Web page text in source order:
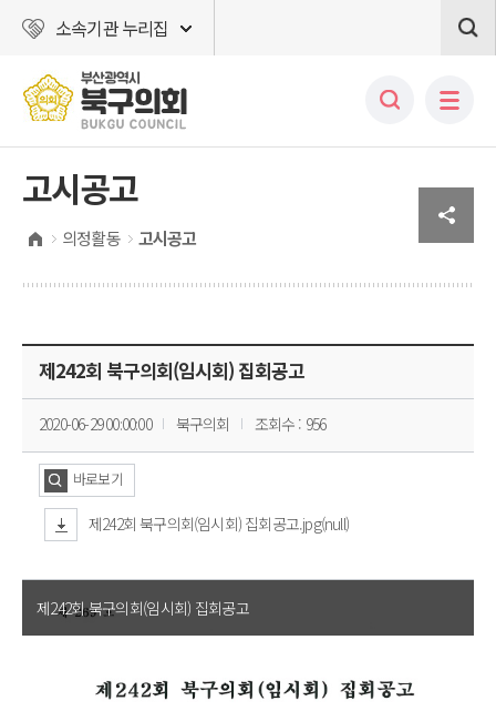
소속기관 누리집
고시공고
의정활동 고시공고
제242회 북구의회(임시회) 집회공고
2020-06-29 00:00:00 북구의회 조회수 : 956
바로보기
제242회 북구의회(임시회) 집회공고.jpg(null)
제242회 북구의회(임시회) 집회공고